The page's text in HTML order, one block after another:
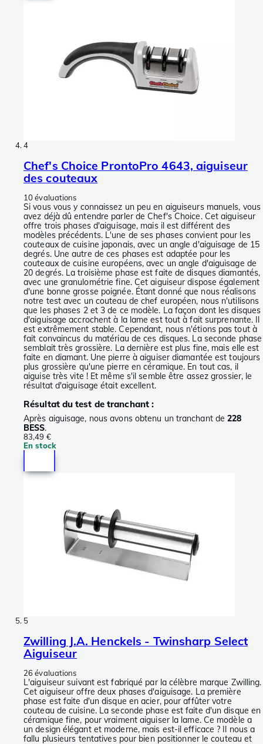
4
Chef's Choice ProntoPro 4643, aiguiseur
des couteaux
10 évaluations
Si vous vous y connaissez un peu en aiguiseurs manuels, vous
avez déjà dû entendre parler de Chef's Choice. Cet aiguiseur
offre trois phases d'aiguisage, mais il est différent des
modèles précédents. L'une de ses phases convient pour les
couteaux de cuisine japonais, avec un angle d'aiguisage de 15
degrés. Une autre de ces phases est adaptée pour les
couteaux de cuisine européens, avec un angle d'aiguisage de
20 degrés. La troisième phase est faite de disques diamantés,
avec une granulométrie fine. Cet aiguiseur dispose également
d'une bonne grosse poignée. Étant donné que nous réalisons
notre test avec un couteau de chef européen, nous n'utilisons
que les phases 2 et 3 de ce modèle. La façon dont les disques
d'aiguisage accrochent à la lame est tout à fait surprenante. Il
est extrêmement stable. Cependant, nous n'étions pas tout à
fait convaincus du matériau de ces disques. La seconde phase
semblait très grossière. La dernière est plus fine, mais elle est
faite en diamant. Une pierre à aiguiser diamantée est toujours
plus grossière qu'une pierre en céramique. En tout cas, il
aiguise très vite ! Et même s'il semble être assez grossier, le
résultat d'aiguisage était excellent.
Résultat du test de tranchant :
Après aiguisage, nous avons obtenu un tranchant de228
BESS.
83,49 €
En stock
5
Zwilling J.A. Henckels - Twinsharp Select
Aiguiseur
26 évaluations
L'aiguiseur suivant est fabriqué par la célèbre marque Zwilling.
Cet aiguiseur offre deux phases d'aiguisage. La première
phase est faite d'un disque en acier, pour affûter votre
couteau de cuisine. La seconde phase est faite d'un disque en
céramique fine, pour vraiment aiguiser la lame. Ce modèle a
un design élégant et moderne, mais est-il efficace ? Il nous a
fallu plusieurs tentatives pour bien positionner le couteau et